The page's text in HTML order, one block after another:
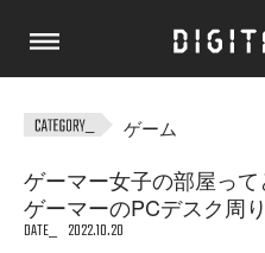
ゲーム
ゲーマー女子の部屋っ
ゲーマーのPCデスク周り
DATE
2022.10.20